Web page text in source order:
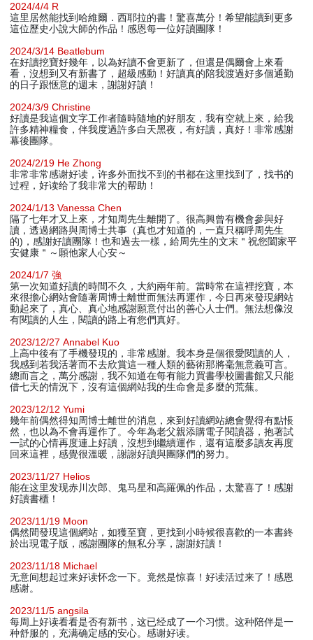
2024/4/4 R
這里居然能找到哈維爾．西耶拉的書！驚喜萬分！希望能讀到更多
這位歷史小說大師的作品！感恩每一位好讀團隊！
2024/3/14 Beatlebum
在好讀挖寶好幾年，以為好讀不會更新了，但還是偶爾會上來看
看，沒想到又有新書了，超級感動！好讀真的陪我渡過好多個通勤
的日子跟愜意的週末，謝謝好讀！
2024/3/9 Christine
好讀是我這個文字工作者隨時隨地的好朋友，我有空就上來，給我
許多精神糧食，伴我度過許多白天黑夜，有好讀，真好！非常感謝
幕後團隊。
2024/2/19 He Zhong
非常非常感谢好读，许多外面找不到的书都在这里找到了，找书的
过程，好读给了我非常大的帮助！
2024/1/13 Vanessa Chen
隔了七年才又上來，才知周先生離開了。很高興曾有機會參與好
讀，透過網路與周博士共事（真也才知道的，一直只稱呼周先生
的)，感謝好讀團隊！也和過去一樣，給周先生的文末＂祝您闔家平
安健康＂～願他家人心安～
2024/1/7 強
第一次知道好讀的時間不久，大約兩年前。當時常在這裡挖寶，本
來很擔心網站會隨著周博士離世而無法再運作，今日再來發現網站
動起來了，真心、真心地感謝願意付出的善心人士們。無法想像沒
有閱讀的人生，閱讀的路上有您們真好。
2023/12/27 Annabel Kuo
上高中後有了手機發現的，非常感謝。我本身是個很愛閱讀的人，
我感到若我活著而不去欣賞這一種人類的藝術那將毫無意義可言。
總而言之，萬分感謝，我不知道在每有能力買書學校圖書館又只能
借七天的情況下，沒有這個網站我的生命會是多麼的荒蕪。
2023/12/12 Yumi
幾年前偶然得知周博士離世的消息，來到好讀網站總會覺得有點悵
然，也以為不會再運作了。今年為老父親添購電子閱讀器，抱著試
一試的心情再度連上好讀，沒想到繼續運作，還有這麼多讀友再度
回來這裡，感覺很溫暖，謝謝好讀與團隊們的努力。
2023/11/27 Helios
能在这里发现赤川次郎、鬼马星和高羅佩的作品，太驚喜了！感謝
好讀書櫃！
2023/11/19 Moon
偶然間發現這個網站，如獲至寶，更找到小時候很喜歡的一本書終
於出現電子版，感謝團隊的無私分享，謝謝好讀！
2023/11/18 Michael
无意间想起过来好读怀念一下。竟然是惊喜！好读活过来了！感恩
感谢。
2023/11/5 angsila
每周上好读看看是否有新书，这已经成了一个习惯。这种陪伴是一
种舒服的，充满确定感的安心。感谢好读。